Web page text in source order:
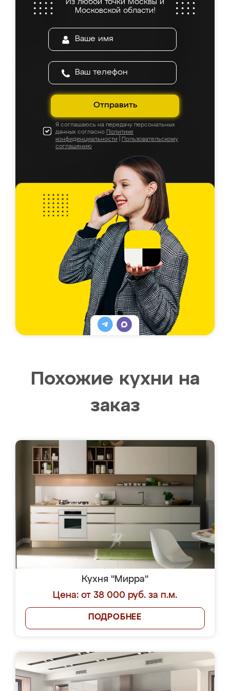
Из любой точки Москвы и
Московской области!
Отправить
Я соглашаюсь на передачу персональных
данных согласно Политике
конфиденциальности
Пользовательскому
соглашению
Похожие кухни на
заказ
Кухня "Мирра"
Цена: от 38 000 руб. за п.м.
ПОДРОБНЕЕ